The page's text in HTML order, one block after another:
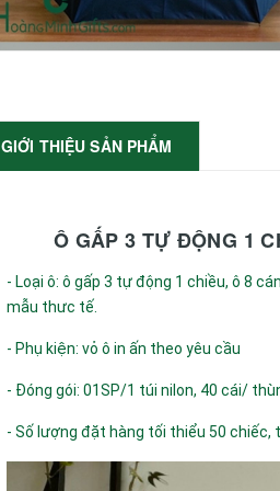
GIỚI THIỆU SẢN PHẨM
Ô GẤP 3 TỰ ĐỘNG 1
- Loại ô: ô gấp 3 tự động 1 chiều, ô 8
mẫu thưc tế.
- Phụ kiện: vỏ ô in ấn theo yêu cầu
- Đóng gói: 01SP/1 túi nilon, 40 cái/
- Số lượng đặt hàng tối thiểu 50 chiếc,